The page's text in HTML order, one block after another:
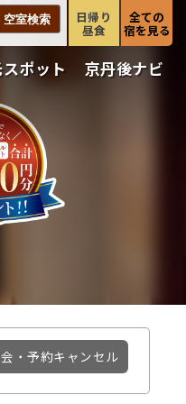
日帰り
昼食
全ての
宿を見る
ポット 京丹後ナビ
・予約キャンセル